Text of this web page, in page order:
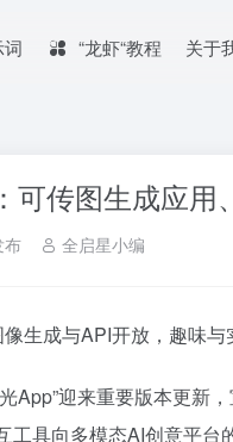
“龙虾“教程 关于
可传图生成应
布 全启星小编
生成与API开放，趣味与
App”迎来重要版本更新
工具向多模态AI创意平